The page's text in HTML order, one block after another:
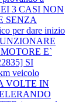
3 CASI NON
SENZA
per dare inizio
E`
SI
veicolo
VOLTE IN